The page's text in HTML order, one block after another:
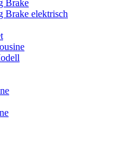
Brake
Brake elektrisch